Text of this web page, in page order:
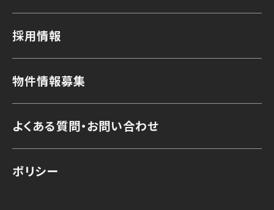
採用情報
物件情報募集
よくある質問・お問い合わせ
ポリシー